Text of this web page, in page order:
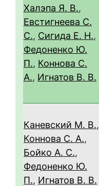
Халэпа Я. В.,
Евстигнеева С.
С., Сигида Е. Н.,
Федоненко Ю.
П., Коннова С.
А., Игнатов В. В.
Каневский М. В.,
Коннова С. А.,
Бойко А. С.,
Федоненко Ю.
П., Игнатов В. В.